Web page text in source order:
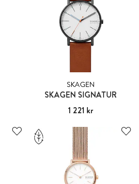
SKAGEN
SKAGEN SIGNATUR
Pris :1 221 kr
1 221 kr